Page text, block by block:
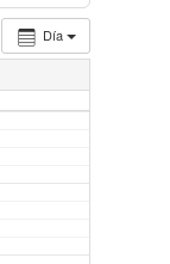
Día